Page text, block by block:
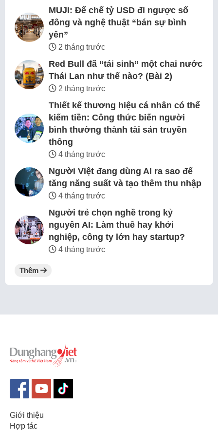
MUJI: Đế chế tỷ USD đi ngược số
đông và nghệ thuật “bán sự bình
yên”
2 tháng trước
Red Bull đã “tái sinh” một chai nước
Thái Lan như thế nào? (Bài 2)
2 tháng trước
Thiết kế thương hiệu cá nhân có thể
kiếm tiền: Công thức biến người
bình thường thành tài sản truyền
thông
4 tháng trước
Người Việt đang dùng AI ra sao để
tăng năng suất và tạo thêm thu nhập
4 tháng trước
Người trẻ chọn nghề trong kỷ
nguyên AI: Làm thuê hay khởi
nghiệp, công ty lớn hay startup?
4 tháng trước
Thêm
Giới thiệu
Hợp tác